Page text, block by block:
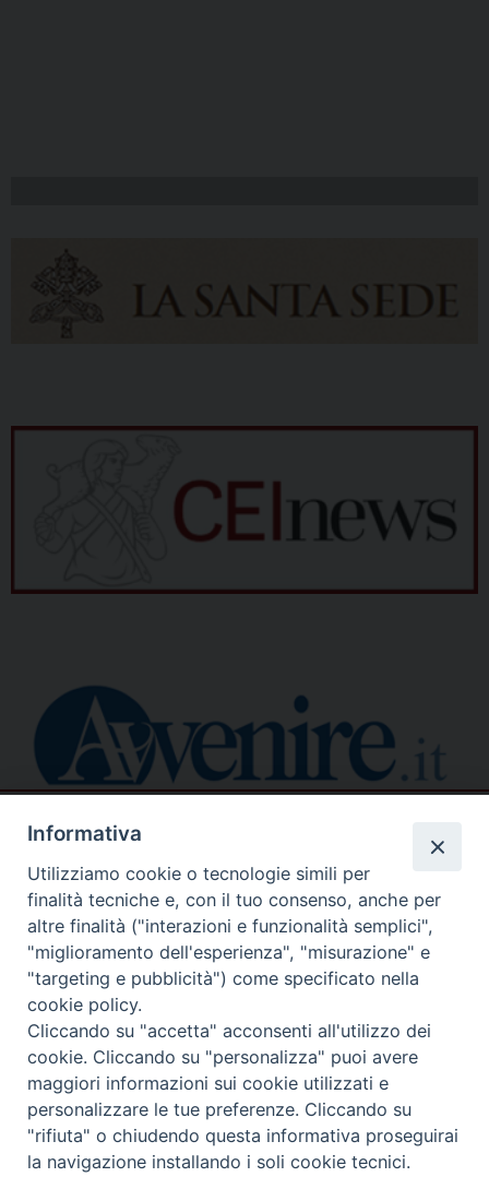
Piazza Duomo
81057 TEANO (CE)
Tel. 0823875428
Copyright © 2025
Informativa
Utilizziamo cookie o tecnologie simili per
finalità tecniche e, con il tuo consenso, anche per
altre finalità ("interazioni e funzionalità semplici",
"miglioramento dell'esperienza", "misurazione" e
"targeting e pubblicità") come specificato nella
cookie policy.
Cliccando su "accetta" acconsenti all'utilizzo dei
cookie. Cliccando su "personalizza" puoi avere
maggiori informazioni sui cookie utilizzati e
personalizzare le tue preferenze. Cliccando su
"rifiuta" o chiudendo questa informativa proseguirai
la navigazione installando i soli cookie tecnici.